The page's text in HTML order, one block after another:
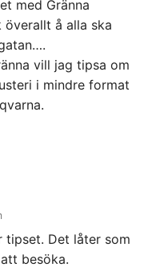
med Gränna
å alla ska
vill jag tipsa om
i mindre format
tipset. Det låter som
besöka.